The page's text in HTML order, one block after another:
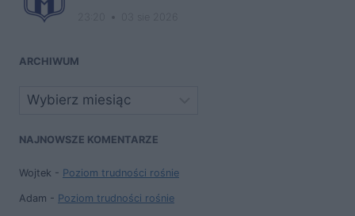
ARCHIWUM
Archiwa
NAJNOWSZE KOMENTARZE
Wojtek - Poziom trudności rośnie
Adam - Poziom trudności rośnie